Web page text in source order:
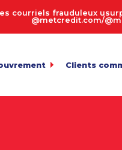
courriels frauduleux
@metcredit.com/
Clients